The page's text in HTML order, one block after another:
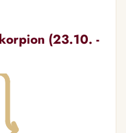
(23.10. -